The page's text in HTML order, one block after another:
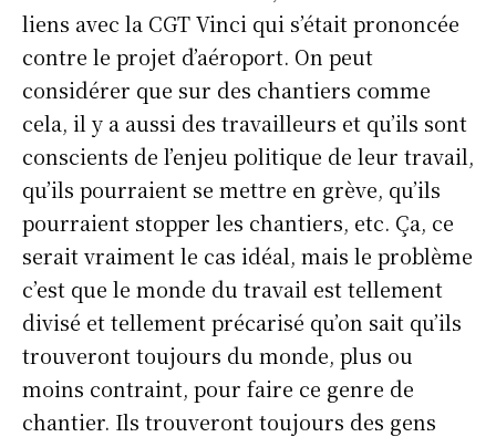
liens avec la CGT Vinci qui s’était prononcée
contre le projet d’aéroport. On peut
considérer que sur des chantiers comme
cela, il y a aussi des travailleurs et qu’ils sont
conscients de l’enjeu politique de leur travail,
qu’ils pourraient se mettre en grève, qu’ils
pourraient stopper les chantiers, etc. Ça, ce
serait vraiment le cas idéal, mais le problème
c’est que le monde du travail est tellement
divisé et tellement précarisé qu’on sait qu’ils
trouveront toujours du monde, plus ou
moins contraint, pour faire ce genre de
chantier. Ils trouveront toujours des gens